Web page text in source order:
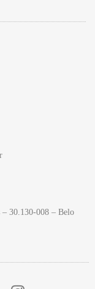
– 30.130-008 – Belo